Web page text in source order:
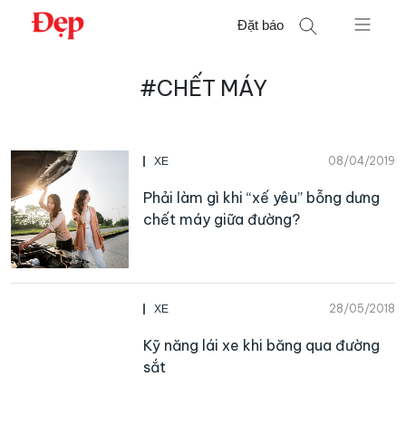
Chuyển
Đặt báo
#CHẾT MÁY
XE 08/04/2019
Phải làm gì khi “xế yêu” bỗng dưng
chết máy giữa đường?
XE 28/05/2018
Kỹ năng lái xe khi băng qua đường
sắt